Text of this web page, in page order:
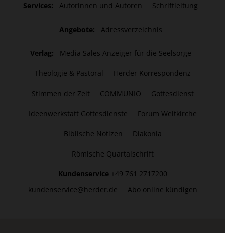
Services: Autorinnen und Autoren Schriftleitung
Angebote: Adressverzeichnis
Verlag: Media Sales Anzeiger für die Seelsorge
Theologie & Pastoral Herder Korrespondenz
Stimmen der Zeit COMMUNIO Gottesdienst
Ideenwerkstatt Gottesdienste Forum Weltkirche
Biblische Notizen Diakonia
Römische Quartalschrift
Kundenservice +49 761 2717200
kundenservice@herder.de
Abo online kündigen